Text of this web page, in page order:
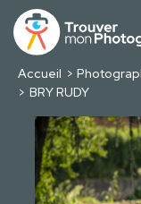
Accueil
BRY RUDY